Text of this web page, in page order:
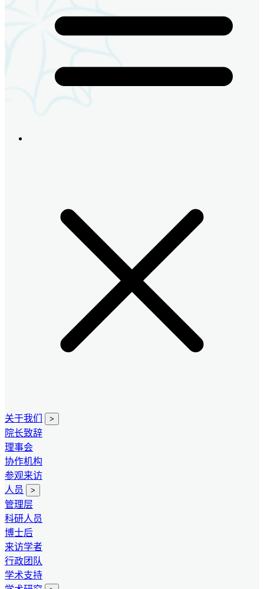
关于我们 >
院长致辞
理事会
协作机构
参观来访
人员
>
管理层
科研人员
博士后
来访学者
行政团队
学术支持